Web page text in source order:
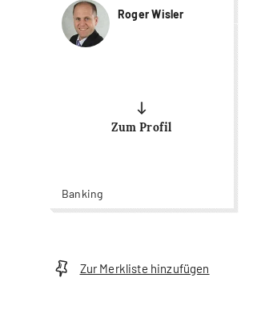
Roger Wisler
Zum Profil
Banking
Zur Merkliste hinzufügen